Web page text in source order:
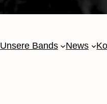
Unsere Bands News